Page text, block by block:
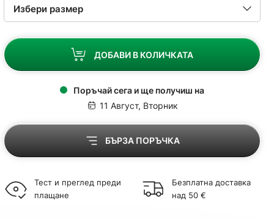
ДОБАВИ В КОЛИЧКАТА
Поръчай сега и ще получиш на
11 Август, Вторник
БЪРЗА ПОРЪЧКА
Тест и преглед преди
плащане
Безплатна доставка
над 50 €